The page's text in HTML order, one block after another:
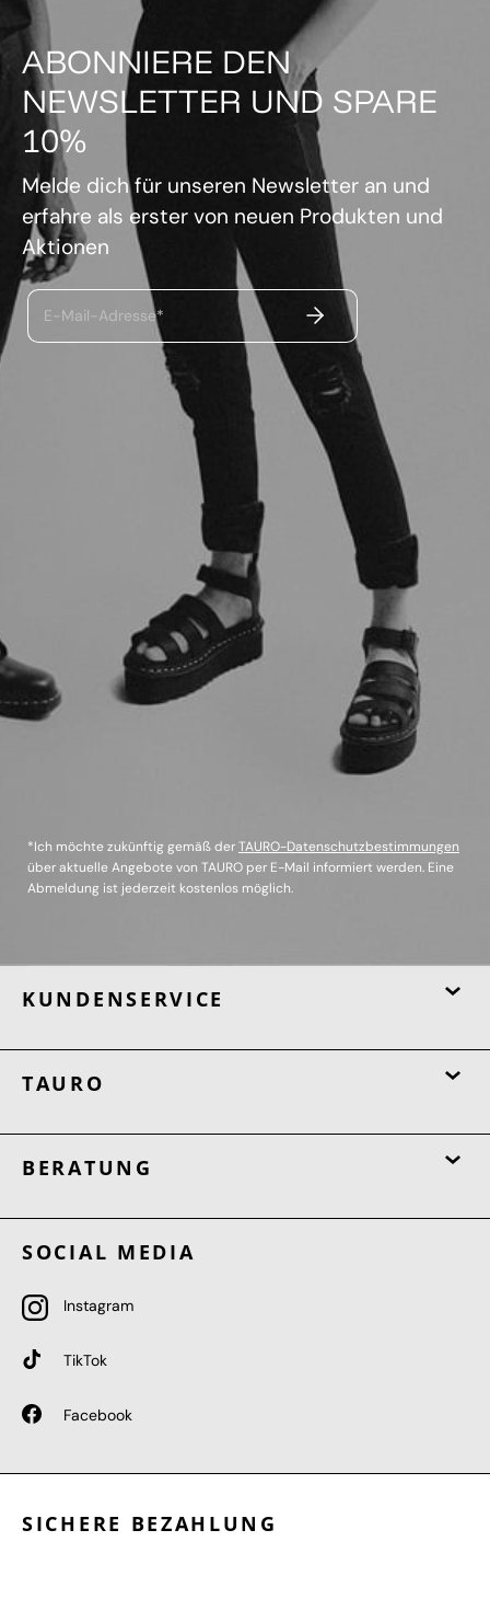
ABONNIERE DEN
NEWSLETTER UND SPARE
10%
Melde dich für unseren Newsletter an und
erfahre als erster von neuen Produkten und
Aktionen
E-Mail-Adresse* ABSENDEN
*Ich möchte zukünftig gemäß derTAURO-Datenschutzbestimmungen
über aktuelle Angebote von TAURO per E-Mail informiert werden. Eine
Abmeldung ist jederzeit kostenlos möglich.
KUNDENSERVICE
TAURO
BERATUNG
SOCIAL MEDIA
Instagram
TikTok
Facebook
SICHERE BEZAHLUNG